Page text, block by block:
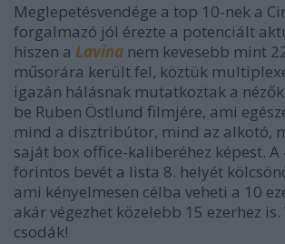
Meglepetésvendége a top 10-nek a
forgalmazó jól érezte a potenciált
hiszen a Lavina nem kevesebb mint
műsorára került fel, köztük
igazán hálásnak mutatkoztak a
be Ruben Östlund filmjére, ami
mind a disztribútor, mind az alkotó,
saját box office-kaliberéhez képest.
forintos bevét a lista 8. helyét
ami kényelmesen célba veheti a 10
akár végezhet közelebb 15 ezerhez
csodák!